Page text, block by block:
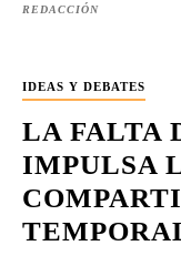
REDACCIÓN
IDEAS Y DEBATES
LA FALTA
IMPULSA